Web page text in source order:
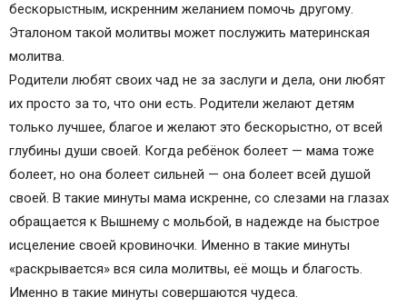
бескорыстным, искренним желанием помочь другому.
Эталоном такой молитвы может послужить материнская
молитва.
Родители любят своих чад не за заслуги и дела, они любят
их просто за то, что они есть. Родители желают детям
только лучшее, благое и желают это бескорыстно, от всей
глубины души своей. Когда ребёнок болеет — мама тоже
болеет, но она болеет сильней — она болеет всей душой
своей. В такие минуты мама искренне, со слезами на глазах
обращается к Вышнему с мольбой, в надежде на быстрое
исцеление своей кровиночки. Именно в такие минуты
«раскрывается» вся сила молитвы, её мощь и благость.
Именно в такие минуты совершаются чудеса.